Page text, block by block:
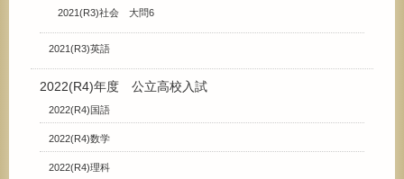
2021(R3)社会 大問6
2021(R3)英語
2022(R4)年度 公立高校入試
2022(R4)国語
2022(R4)数学
2022(R4)理科